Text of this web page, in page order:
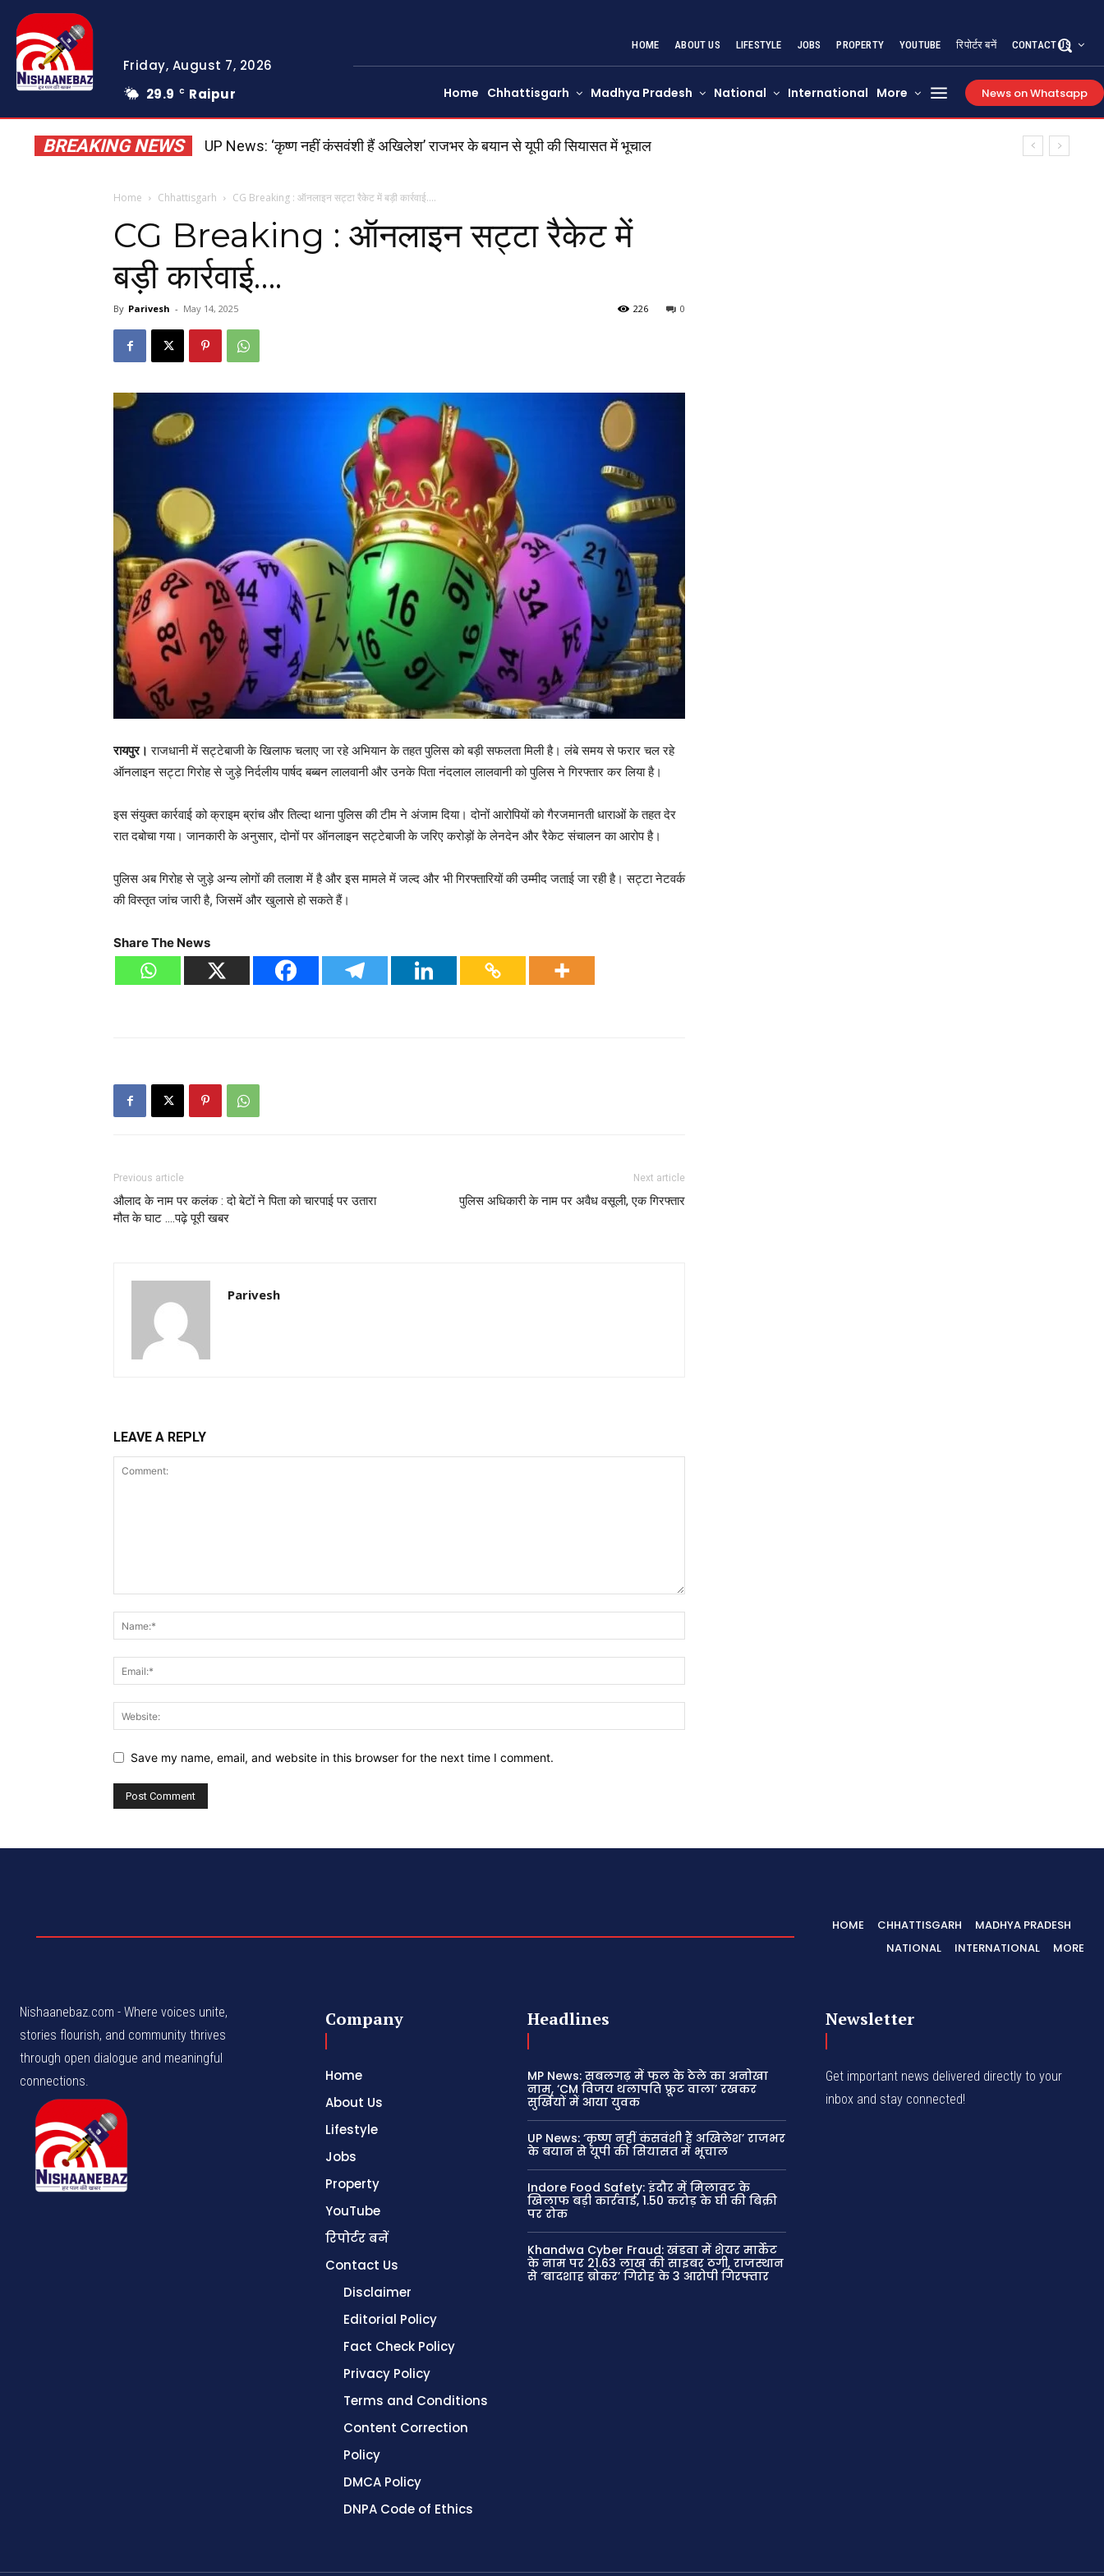
Friday, August 7, 2026
29.9
C Raipur
HOME ABOUT US LIFESTYLE JOBS PROPERTY YOUTUBE रिपोर्टर बनें CONTACT US
Home Chhattisgarh Madhya Pradesh National International More News on Whatsapp
BREAKING NEWS UP News: ‘कृष्ण नहीं कंसवंशी हैं अखिलेश’ राजभर के बयान से यूपी की सियासत में भूचाल
Home Chhattisgarh CG Breaking : ऑनलाइन सट्टा रैकेट में बड़ी कार्रवाई….
CG Breaking : ऑनलाइन सट्टा रैकेट में
बड़ी कार्रवाई….
By Parivesh - May 14, 2025 0
226
रायपुर। राजधानी में सट्टेबाजी के खिलाफ चलाए जा रहे अभियान के तहत पुलिस को बड़ी सफलता मिली है। लंबे समय से फरार चल रहे
ऑनलाइन सट्टा गिरोह से जुड़े निर्दलीय पार्षद बब्बन लालवानी और उनके पिता नंदलाल लालवानी को पुलिस ने गिरफ्तार कर लिया है।
इस संयुक्त कार्रवाई को क्राइम ब्रांच और तिल्दा थाना पुलिस की टीम ने अंजाम दिया। दोनों आरोपियों को गैरजमानती धाराओं के तहत देर
रात दबोचा गया। जानकारी के अनुसार, दोनों पर ऑनलाइन सट्टेबाजी के जरिए करोड़ों के लेनदेन और रैकेट संचालन का आरोप है।
पुलिस अब गिरोह से जुड़े अन्य लोगों की तलाश में है और इस मामले में जल्द और भी गिरफ्तारियों की उम्मीद जताई जा रही है। सट्टा नेटवर्क
की विस्तृत जांच जारी है, जिसमें और खुलासे हो सकते हैं।
Share The News
Previous article
औलाद के नाम पर कलंक : दो बेटों ने पिता को चारपाई पर उतारा
मौत के घाट ….पढ़े पूरी खबर
Next article
पुलिस अधिकारी के नाम पर अवैध वसूली, एक गिरफ्तार
Parivesh
LEAVE A REPLY
Save my name, email, and website in this browser for the next time I comment.
HOME CHHATTISGARH
MADHYA PRADESH
NATIONAL
INTERNATIONAL MORE
Nishaanebaz.com - Where voices unite,
stories flourish, and community thrives
through open dialogue and meaningful
connections.
Company
Home
About Us
Lifestyle
Jobs
Property
YouTube
रिपोर्टर बनें
Contact Us
Disclaimer
Editorial Policy
Fact Check Policy
Privacy Policy
Terms and Conditions
Content Correction
Policy
DMCA Policy
DNPA Code of Ethics
Headlines
MP News: सबलगढ़ में फल के ठेले का अनोखा
नाम, ‘CM विजय थलापति फ्रूट वाला’ रखकर
सुर्खियों में आया युवक
UP News: ‘कृष्ण नहीं कंसवंशी हैं अखिलेश’ राजभर
के बयान से यूपी की सियासत में भूचाल
Indore Food Safety: इंदौर में मिलावट के
खिलाफ बड़ी कार्रवाई, 1.50 करोड़ के घी की बिक्री
पर रोक
Khandwa Cyber Fraud: खंडवा में शेयर मार्केट
के नाम पर 21.63 लाख की साइबर ठगी, राजस्थान
से ‘बादशाह ब्रोकर’ गिरोह के 3 आरोपी गिरफ्तार
Newsletter
Get important news delivered directly to your
inbox and stay connected!